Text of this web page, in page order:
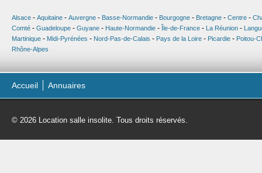
Alsace - Aquitaine - Auvergne - Basse-Normandie - Bourgogne - Bretagne - Centre -
Comté - Guadeloupe - Guyane - Haute-Normandie - Île-de-France - La Réunion -
Martinique - Midi-Pyrénées - Nord-Pas-de-Calais - Pays de la Loire - Picardie - Poitou-
Rhône-Alpes
Accueil Annuaires
© 2026 Location salle insolite. Tous droits réservés.